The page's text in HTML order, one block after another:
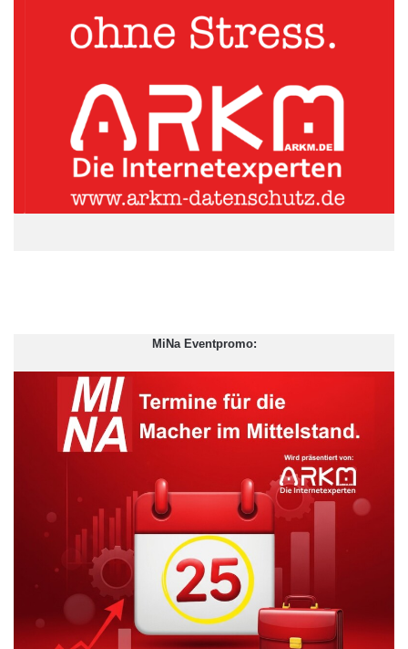
Ganz oben auf der Liste der Störfaktoren im Restaurant-
Außenbereich sind Insekten wie Fliegen, Wespen oder Mücken.
Obwohl Restaurantbetreiber nichts dafür können, wirken sich
die geflügelten Plagegeister bei 60 Prozent der Befragten
negativ auf die Stimmung aus. Als ebenfalls extrem störend
empfinden Gäste mit über 50 Prozent die pralle Sonne, also
fehlenden Sonnenschutz wie Schirme oder Markisen, gefolgt
von ungemütlichen Stühlen im Außenbereich mit 49 Prozent.
Beides Faktoren, die der Wirt durchaus in der eigenen Hand hat.
Genauso wie die zu lange Wartezeit auf kühlende Getränke, die
bei 36 Prozent der Befragten für Unmut sorgt.
MiNa Eventpromo: